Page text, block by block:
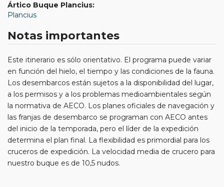
Ártico Buque Plancius:
Plancius
Notas importantes
Este itinerario es sólo orientativo. El programa puede variar
en función del hielo, el tiempo y las condiciones de la fauna.
Los desembarcos están sujetos a la disponibilidad del lugar,
a los permisos y a los problemas medioambientales según
la normativa de AECO. Los planes oficiales de navegación y
las franjas de desembarco se programan con AECO antes
del inicio de la temporada, pero el líder de la expedición
determina el plan final. La flexibilidad es primordial para los
cruceros de expedición. La velocidad media de crucero para
nuestro buque es de 10,5 nudos.